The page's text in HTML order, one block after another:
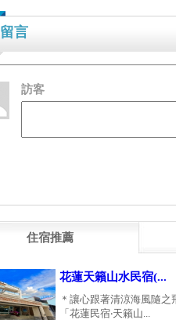
留言
訪客
住宿推薦
花蓮天籟山水民宿(...
＊讓心跟著清涼海風隨之
「花蓮民宿‧天籟山...